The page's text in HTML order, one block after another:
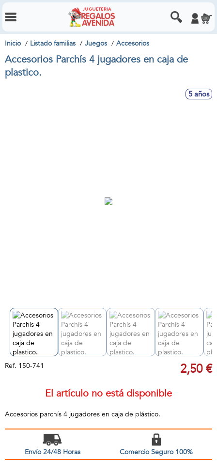
Inicio Listado familias Juegos Accesorios
Accesorios Parchís 4 jugadores en caja de
plastico.
5 años
Ref. 150-741 2,50 €
El artículo no está disponible
Accesorios parchís 4 jugadores en caja de plástico.
Envío 24/48 Horas Comercio Seguro 100%